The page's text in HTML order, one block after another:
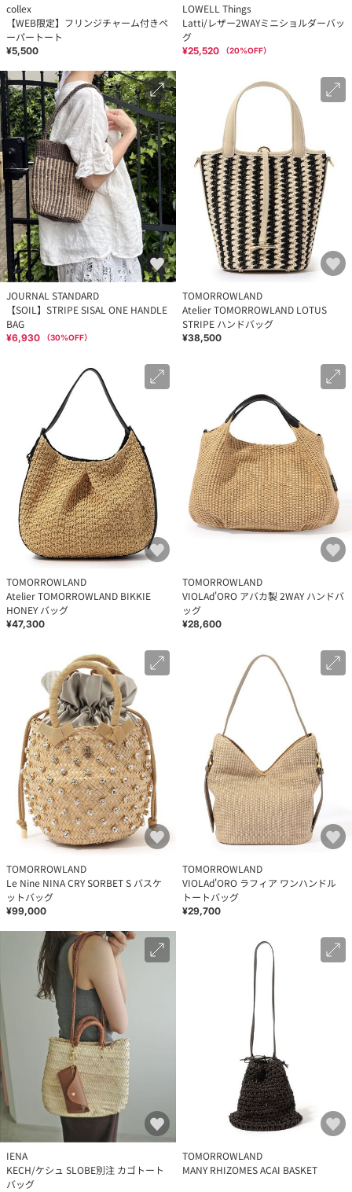
collex
【WEB限定】フリンジチャーム付きペ
ーパートート
¥5,500
LOWELL Things
Latti/レザー2WAYミニショルダーバッ
グ
¥25,520 （20%OFF）
JOURNAL STANDARD
【SOIL】STRIPE SISAL ONE HANDLE
BAG
¥6,930 （30%OFF）
TOMORROWLAND
Atelier TOMORROWLAND LOTUS
STRIPE ハンドバッグ
¥38,500
TOMORROWLAND
Atelier TOMORROWLAND BIKKIE
HONEY バッグ
¥47,300
TOMORROWLAND
VIOLAd'ORO アバカ製 2WAY ハンドバ
ッグ
¥28,600
TOMORROWLAND
Le Nine NINA CRY SORBET S バスケ
ットバッグ
¥99,000
TOMORROWLAND
VIOLAd'ORO ラフィア ワンハンドル
トートバッグ
¥29,700
IENA
KECH/ケシュ SLOBE別注 カゴトート
バッグ
TOMORROWLAND
MANY RHIZOMES ACAI BASKET